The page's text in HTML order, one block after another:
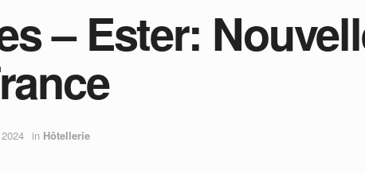
– Ester:
in Hôtellerie